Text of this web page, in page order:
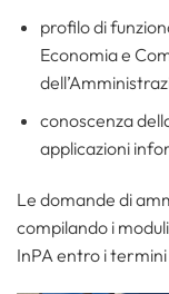
profilo di
Economia e
conoscenza
applicazioni
Le domande di
compilando i
InPA entro i